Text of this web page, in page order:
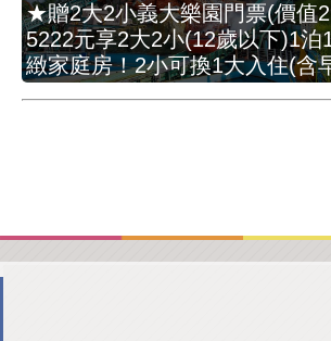
★贈2大2小義大樂園門票(價值
5222元享2大2小(12歲以下)1泊
緻家庭房！2小可換1大入住(含